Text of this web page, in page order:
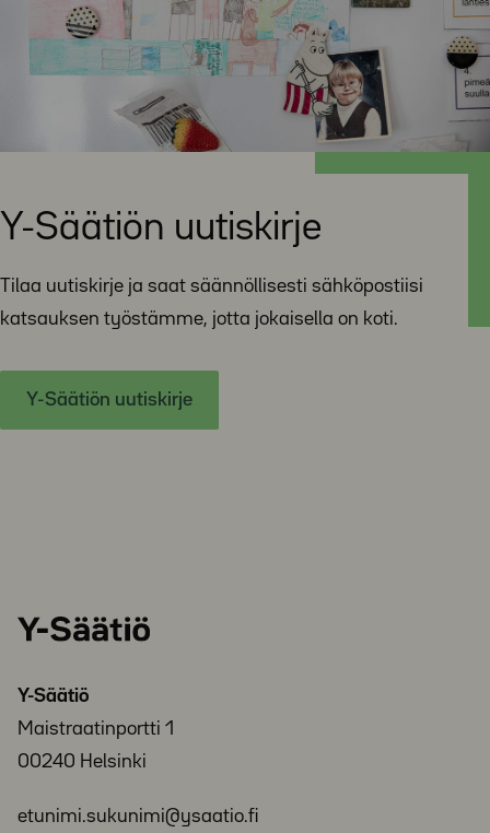
Y-Säätiön uutiskirje
Tilaa uutiskirje ja saat säännöllisesti sähköpostiisi
katsauksen työstämme, jotta jokaisella on koti.
Y-Säätiön uutiskirje
Y-
Y-Säätiö
Maistraatinportti 1
00240 Helsinki
etunimi.sukunimi@ysaatio.fi